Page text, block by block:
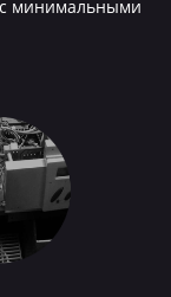
с минимальными